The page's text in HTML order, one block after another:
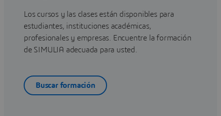
Los cursos y las clases están disponibles para
estudiantes, instituciones académicas,
profesionales y empresas. Encuentre la formación
de SIMULIA adecuada para usted.
Buscar formación